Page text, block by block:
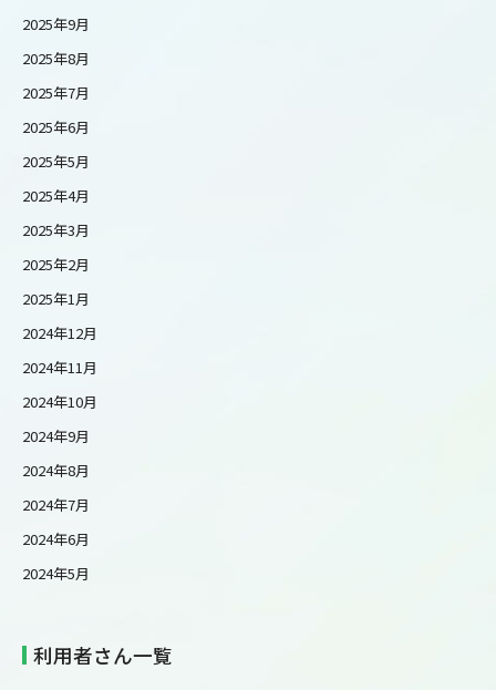
2025年9月
2025年8月
2025年7月
2025年6月
2025年5月
2025年4月
2025年3月
2025年2月
2025年1月
2024年12月
2024年11月
2024年10月
2024年9月
2024年8月
2024年7月
2024年6月
2024年5月
利用者さん一覧